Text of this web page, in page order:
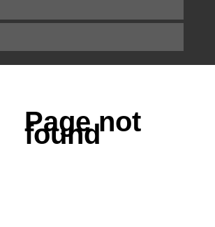
Page not
found